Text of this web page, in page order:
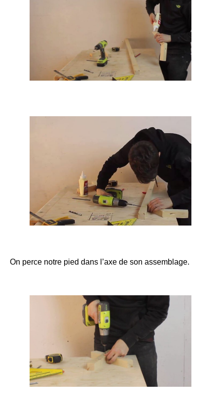
On perce notre pied dans l’axe de son assemblage.